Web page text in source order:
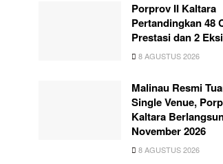
Porprov II Kaltara
Pertandingkan 48
Prestasi dan 2
8 AGUSTUS 2026
Malinau Resmi
Single Venue,
Kaltara
November 2026
8 AGUSTUS 2026